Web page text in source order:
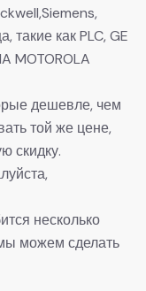
такие как PLC, GE
MOTOROLA
дешевле, чем
той же цене,
скидку.
несколько
можем сделать